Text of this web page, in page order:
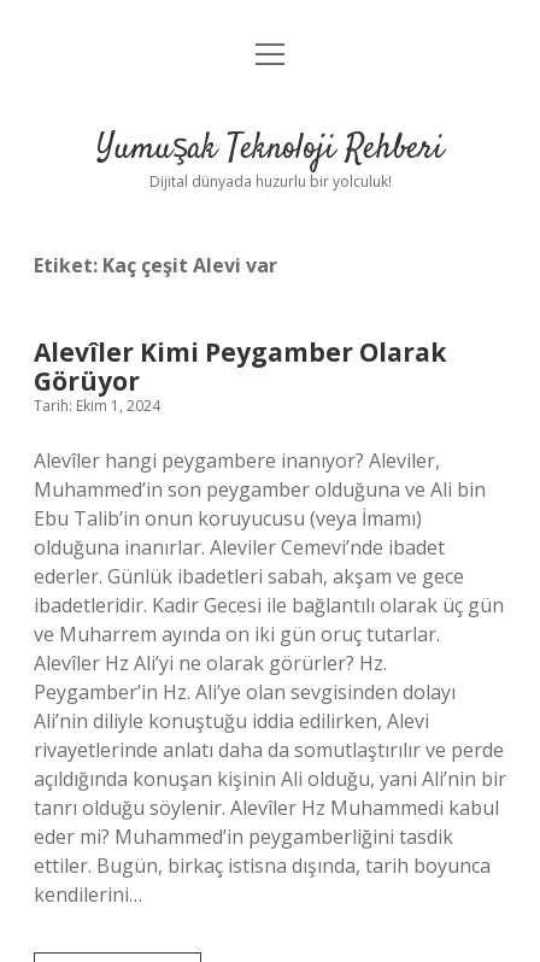
Anasayfa
Yasal Uyarı
menüyü
Yumuşak Teknoloji Rehberi
Dijital dünyada huzurlu bir yolculuk!
Etiket: Kaç çeşit Alevi var
Alevîler Kimi Peygamber Olarak
Görüyor
Tarih: Ekim 1, 2024
Alevîler hangi peygambere inanıyor? Aleviler,
Muhammed’in son peygamber olduğuna ve Ali bin
Ebu Talib’in onun koruyucusu (veya İmamı)
olduğuna inanırlar. Aleviler Cemevi’nde ibadet
ederler. Günlük ibadetleri sabah, akşam ve gece
ibadetleridir. Kadir Gecesi ile bağlantılı olarak üç gün
ve Muharrem ayında on iki gün oruç tutarlar.
Alevîler Hz Ali’yi ne olarak görürler? Hz.
Peygamber’in Hz. Ali’ye olan sevgisinden dolayı
Ali’nin diliyle konuştuğu iddia edilirken, Alevi
rivayetlerinde anlatı daha da somutlaştırılır ve perde
açıldığında konuşan kişinin Ali olduğu, yani Ali’nin bir
tanrı olduğu söylenir. Alevîler Hz Muhammedi kabul
eder mi? Muhammed’in peygamberliğini tasdik
ettiler. Bugün, birkaç istisna dışında, tarih boyunca
kendilerini…